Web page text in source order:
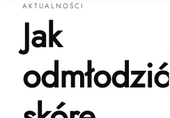
AKTUALNOŚCI
Jak
odmłodzić